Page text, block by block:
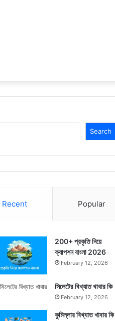
Search
Recent Popular
200+ প্রকৃতি নিয়ে
ক্যাপশন বাংলা 2026
February 12, 2026
সিলেটের বিখ্যাত খাবার কি
February 12, 2026
কুমিল্লার বিখ্যাত খাবার কি